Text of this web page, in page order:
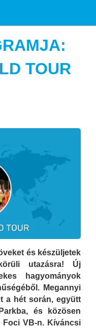
TOUR
és készüljetek
utazásra! Új
hagyományok
Megannyi
a hét során, együtt
és közösen
VB-n. Kíváncsi